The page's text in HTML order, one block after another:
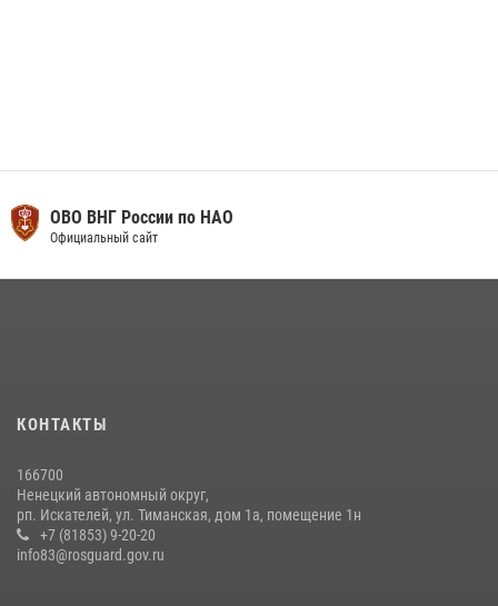
ОВО ВНГ России по НАО
Официальный сайт
КОНТАКТЫ
166700
Ненецкий автономный округ,
рп. Искателей, ул. Тиманская, дом 1а, помещение 1н
+7 (81853) 9-20-20
info83@rosguard.gov.ru